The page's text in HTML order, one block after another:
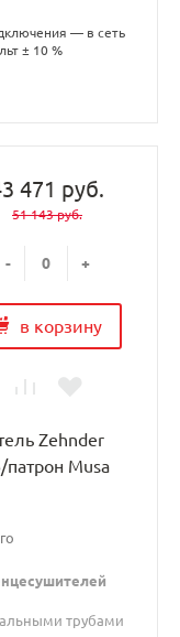
— в сеть
± 10 %
471 руб.
51 143 руб.
- +
в корзину
Zehnder
патрон Musa
трубами